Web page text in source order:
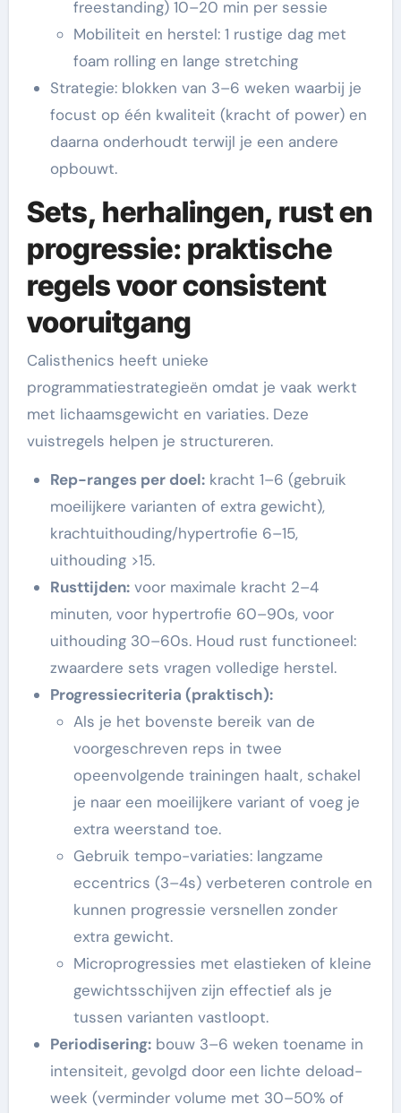
freestanding) 10–20 min per sessie
Mobiliteit en herstel: 1 rustige dag met
foam rolling en lange stretching
Strategie: blokken van 3–6 weken waarbij je
focust op één kwaliteit (kracht of power) en
daarna onderhoudt terwijl je een andere
opbouwt.
Sets, herhalingen, rust en
progressie: praktische
regels voor consistent
vooruitgang
Calisthenics heeft unieke
programmatiestrategieën omdat je vaak werkt
met lichaamsgewicht en variaties. Deze
vuistregels helpen je structureren.
Rep-ranges per doel:kracht 1–6 (gebruik
moeilijkere varianten of extra gewicht),
krachtuithouding/hypertrofie 6–15,
uithouding >15.
Rusttijden:voor maximale kracht 2–4
minuten, voor hypertrofie 60–90s, voor
uithouding 30–60s. Houd rust functioneel:
zwaardere sets vragen volledige herstel.
Progressiecriteria (praktisch):
Als je het bovenste bereik van de
voorgeschreven reps in twee
opeenvolgende trainingen haalt, schakel
je naar een moeilijkere variant of voeg je
extra weerstand toe.
Gebruik tempo-variaties: langzame
eccentrics (3–4s) verbeteren controle en
kunnen progressie versnellen zonder
extra gewicht.
Microprogressies met elastieken of kleine
gewichtsschijven zijn effectief als je
tussen varianten vastloopt.
Periodisering:bouw 3–6 weken toename in
intensiteit, gevolgd door een lichte deload-
week (verminder volume met 30–50% of